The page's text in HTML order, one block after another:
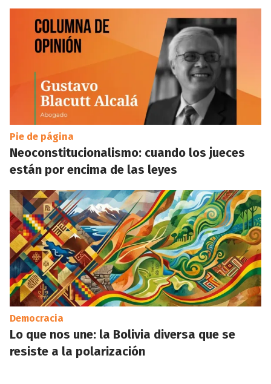
Pie de página
Neoconstitucionalismo: cuando los jueces
están por encima de las leyes
Democracia
Lo que nos une: la Bolivia diversa que se
resiste a la polarización